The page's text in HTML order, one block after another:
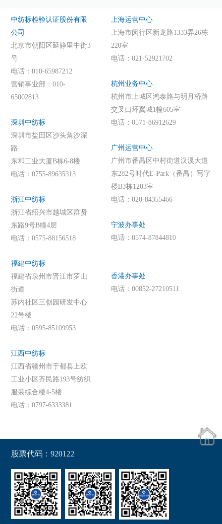
中纺标检验认证股份有限
公司
北京市朝阳区延静里中街3
号
电话：010-65987212
营销事业部：010-
65002813
深圳中纺标
深圳市盐田区沙头角沙深
路
东和工业大厦B栋6-8楼
电话：0755-89635313
浙江中纺标
浙江省绍兴市越城区群贤
东路9号B幢4层
电话：0575-88156518
福建中纺标
福建省泉州市晋江市罗山
街道
苏内社区三创园研发中心
22号楼
电话：0595-85109953
江西中纺标
江西省赣州市于都县上欧
工业小区齐民路193号纺织
服装综合楼4-5楼
电话：0797-6333381
上海运营中心
上海市闵行区新龙路1333弄26栋
220室
电话：021-52921702
杭州业务中心
杭州市上城区鸿泰路与明月桥路
交叉口环翼城1幢605室
电话：0571-86912629
广州运营中心
广州市番禺区中村街道汉溪大道
东282号时代E-Park（番禺）写字
楼B3栋1203室
电话：020-84355466
宁波办事处
电话：0574-87844810
香港办事处
电话：00852-27210511
股票代码：920122